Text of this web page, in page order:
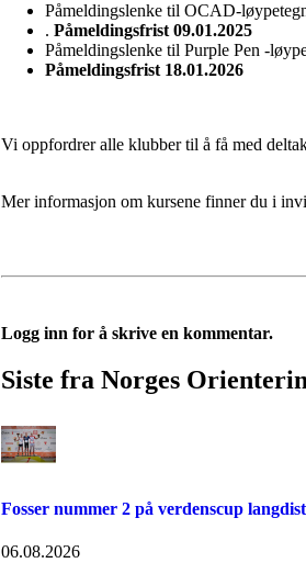
Påmeldingslenke til OCAD-
. Påmeldingsfrist 09.01.2025
Påmeldingslenke til Purple Pen -
Påmeldingsfrist 18.01.2026
Vi oppfordrer alle klubber til å få med
Mer informasjon om kursene finner du i
Logg inn for å skrive en kommentar.
Siste fra Norges
Fosser nummer 2 på verdenscup
06.08.2026